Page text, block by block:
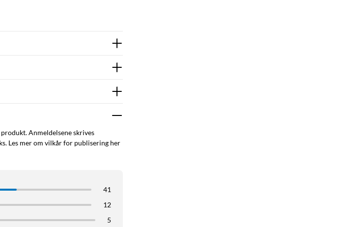
Anmeldelsene skrives
Les mer om vilkår for publisering her
41
12
5